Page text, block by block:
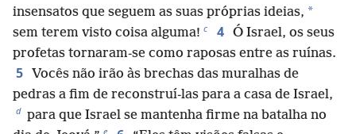
insensatos que seguem as suas próprias ideias, *
sem terem visto coisa alguma! c 4 Ó Israel, os seus
profetas tornaram-se como raposas entre as ruínas.
5 Vocês não irão às brechas das muralhas de
pedras a fim de reconstruí-las para a casa de Israel,
d para que Israel se mantenha firme na batalha no
e